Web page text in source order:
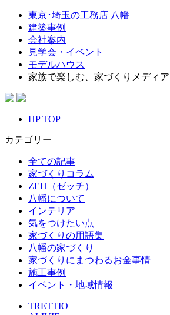
東京･埼玉の工務店 八幡
建築事例
会社案内
見学会・イベント
モデルハウス
家族で楽しむ、家づくりメディア
HP TOP
カテゴリー
全ての記事
家づくりコラム
ZEH（ゼッチ）
八幡について
インテリア
気をつけたい点
家づくりの用語集
八幡の家づくり
家づくりにまつわるお金事情
施工事例
イベント・地域情報
TRETTIO